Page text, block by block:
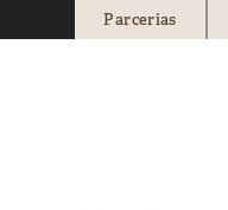
Parcerias
o seu